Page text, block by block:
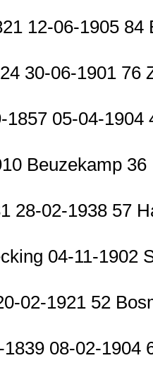
12-06-1905 84
30-06-1901 76
05-04-1904
Beuzekamp 36
28-02-1938 57
04-11-1902
02-1921 52
08-02-1904